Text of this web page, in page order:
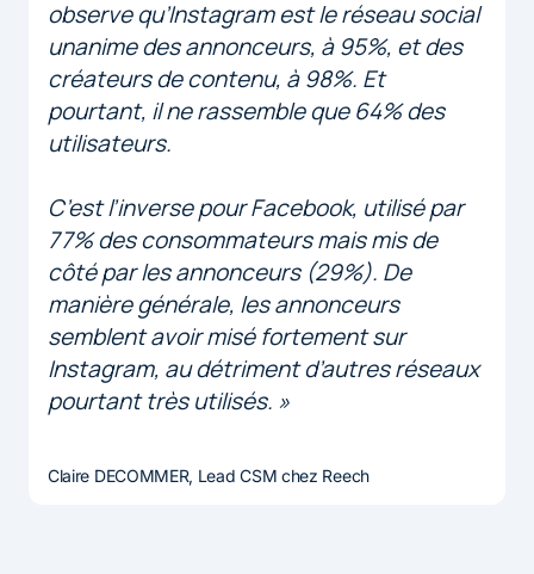
observe qu’Instagram est le réseau social
unanime des annonceurs, à 95%, et des
créateurs de contenu, à 98%. Et
pourtant, il ne rassemble que 64% des
utilisateurs.
C’est l’inverse pour Facebook, utilisé par
77% des consommateurs mais mis de
côté par les annonceurs (29%). De
manière générale, les annonceurs
semblent avoir misé fortement sur
Instagram, au détriment d’autres réseaux
pourtant très utilisés. »
Claire DECOMMER, Lead CSM chez Reech